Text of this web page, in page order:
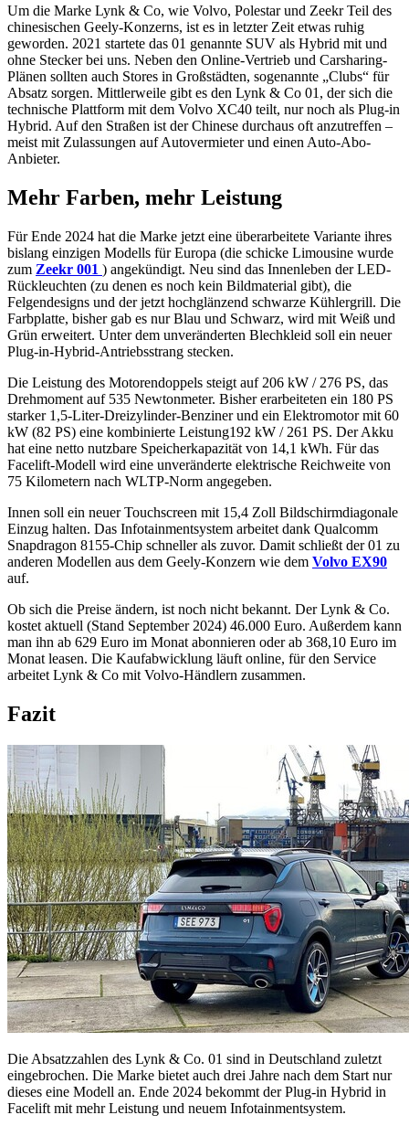
Um die Marke Lynk & Co, wie Volvo, Polestar und Zeekr Teil des
chinesischen Geely-Konzerns, ist es in letzter Zeit etwas ruhig
geworden. 2021 startete das 01 genannte SUV als Hybrid mit und
ohne Stecker bei uns. Neben den Online-Vertrieb und Carsharing-
Plänen sollten auch Stores in Großstädten, sogenannte „Clubs“ für
Absatz sorgen. Mittlerweile gibt es den Lynk & Co 01, der sich die
technische Plattform mit dem Volvo XC40 teilt, nur noch als Plug-in
Hybrid. Auf den Straßen ist der Chinese durchaus oft anzutreffen –
meist mit Zulassungen auf Autovermieter und einen Auto-Abo-
Anbieter.
Mehr Farben, mehr Leistung
Für Ende 2024 hat die Marke jetzt eine überarbeitete Variante ihres
bislang einzigen Modells für Europa (die schicke Limousine wurde
zum Zeekr 001 ) angekündigt. Neu sind das Innenleben der LED-
Rückleuchten (zu denen es noch kein Bildmaterial gibt), die
Felgendesigns und der jetzt hochglänzend schwarze Kühlergrill. Die
Farbplatte, bisher gab es nur Blau und Schwarz, wird mit Weiß und
Grün erweitert. Unter dem unveränderten Blechkleid soll ein neuer
Plug-in-Hybrid-Antriebsstrang stecken.
Die Leistung des Motorendoppels steigt auf 206 kW / 276 PS, das
Drehmoment auf 535 Newtonmeter. Bisher erarbeiteten ein 180 PS
starker 1,5-Liter-Dreizylinder-Benziner und ein Elektromotor mit 60
kW (82 PS) eine kombinierte Leistung192 kW / 261 PS. Der Akku
hat eine netto nutzbare Speicherkapazität von 14,1 kWh. Für das
Facelift-Modell wird eine unveränderte elektrische Reichweite von
75 Kilometern nach WLTP-Norm angegeben.
Innen soll ein neuer Touchscreen mit 15,4 Zoll Bildschirmdiagonale
Einzug halten. Das Infotainmentsystem arbeitet dank Qualcomm
Snapdragon 8155-Chip schneller als zuvor. Damit schließt der 01 zu
anderen Modellen aus dem Geely-Konzern wie dem Volvo EX90
auf.
Ob sich die Preise ändern, ist noch nicht bekannt. Der Lynk & Co.
kostet aktuell (Stand September 2024) 46.000 Euro. Außerdem kann
man ihn ab 629 Euro im Monat abonnieren oder ab 368,10 Euro im
Monat leasen. Die Kaufabwicklung läuft online, für den Service
arbeitet Lynk & Co mit Volvo-Händlern zusammen.
Fazit
Die Absatzzahlen des Lynk & Co. 01 sind in Deutschland zuletzt
eingebrochen. Die Marke bietet auch drei Jahre nach dem Start nur
dieses eine Modell an. Ende 2024 bekommt der Plug-in Hybrid in
Facelift mit mehr Leistung und neuem Infotainmentsystem.